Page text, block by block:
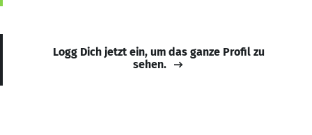
Logg Dich jetzt ein, um das ganze Profil zu
sehen.